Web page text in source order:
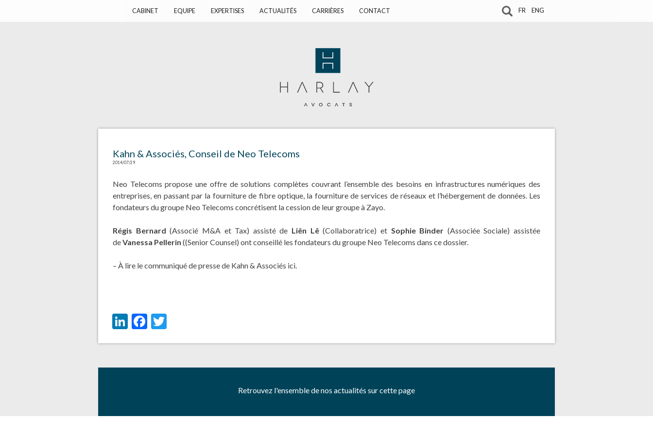
CABINET EQUIPE EXPERTISES ACTUALITÉS CARRIÈRES CONTACT FR ENG
Kahn & Associés, Conseil de Neo Telecoms
2014/07/29
Neo Telecoms propose une offre de solutions complètes couvrant l’ensemble des besoins en infrastructures numériques des
entreprises, en passant par la fourniture de fibre optique, la fourniture de services de réseaux et l’hébergement de données. Les
fondateurs du groupe Neo Telecoms concrétisent la cession de leur groupe à Zayo.
Régis Bernard (Associé M&A et Tax) assisté de Liên Lê(Collaboratrice) et Sophie Binder (Associée Sociale) assistée
deVanessa Pellerin ((Senior Counsel) ont conseillé les fondateurs du groupe Neo Telecoms dans ce dossier.
– À lire le communiqué de presse de Kahn & Associés ici.
LinkedIn
Facebook
Retrouvez l'ensemble de nos actualités sur cette page